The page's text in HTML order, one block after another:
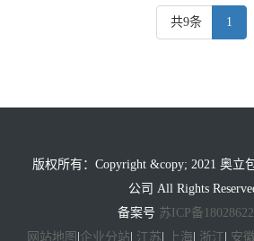
共9条 1
版权所有：Copyright &copy; 2021 奥立
公司 All Rights
备案号 苏ICP备
网站地图 企业分站 江苏 上海 浙江 安徽